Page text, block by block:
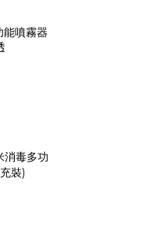
噴霧器